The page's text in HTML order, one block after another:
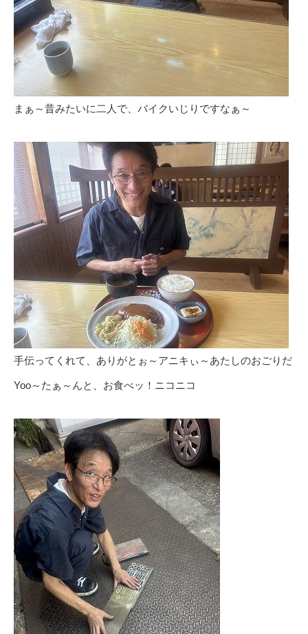
まぁ～昔みたいに二人で、バイクいじりですなぁ～
手伝ってくれて、ありがとぉ～アニキぃ～あたしのおごりだ
Yoo～たぁ～んと、お食べッ！ニコニコ